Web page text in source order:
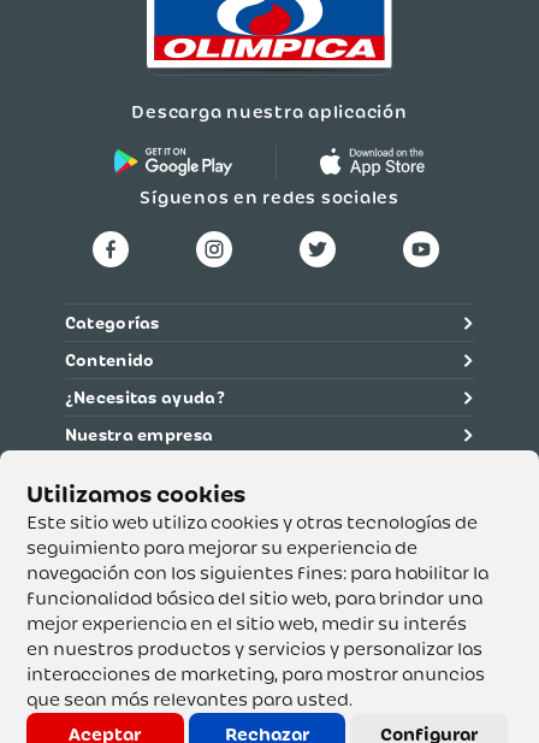
Este sitio web utiliza cookies y otras tecnologías de
seguimiento para mejorar su experiencia de
navegación con los siguientes fines: para habilitar la
funcionalidad básica del sitio web, para brindar una
mejor experiencia en el sitio web, medir su interés
en nuestros productos y servicios y personalizar las
interacciones de marketing, para mostrar anuncios
que sean más relevantes para usted.
Aceptar
Rechazar Configurar
Descarga nuestra aplicación
Síguenos en redes sociales
Categorías
Contenido
¿Necesitas ayuda?
Nuestra empresa
Supertiendas y Drogería Olímpica S.A. - Nit 890.107.487 -
Dirección de notificación: Calle 53 No. 46-192 local 3-01
Teléfono: 3232540999 - Correo:
servicioalcliente@olimpica.com.co
Copyright o Actualización 2023 OLÍMPICA S.A. Derechos
Reservados.